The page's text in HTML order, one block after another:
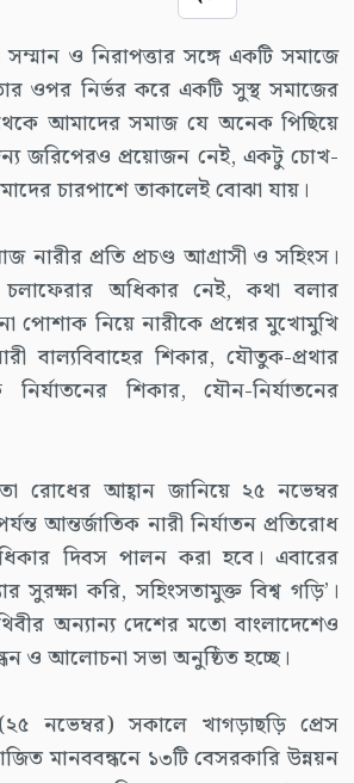
ও নিরাপত্তার সঙ্গে একটি সমাজে
ওপর নির্ভর করে একটি সুস্থ সমাজের
আমাদের সমাজ যে অনেক পিছিয়ে
জরিপেরও প্রয়োজন নেই, একটু চোখ-
চারপাশে তাকালেই বোঝা যায়।
প্রতি প্রচণ্ড আগ্রাসী ও সহিংস।
চলাফেরার অধিকার নেই, কথা বলার
নিয়ে নারীকে প্রশ্নের মুখোমুখি
বাল্যবিবাহের শিকার, যৌতুক-প্রথার
নির্যাতনের শিকার, যৌন-নির্যাতনের
রোধের আহ্বান জানিয়ে ২৫ নভেম্বর
আন্তর্জাতিক নারী নির্যাতন প্রতিরোধ
দিবস পালন করা হবে। এবারের
সুরক্ষা করি, সহিংসতামুক্ত বিশ্ব গড়ি’।
অন্যান্য দেশের মতো বাংলাদেশেও
ও আলোচনা সভা অনুষ্ঠিত হচ্ছে।
নভেম্বর) সকালে খাগড়াছড়ি প্রেস
মানববন্ধনে ১৩টি বেসরকারি উন্নয়ন